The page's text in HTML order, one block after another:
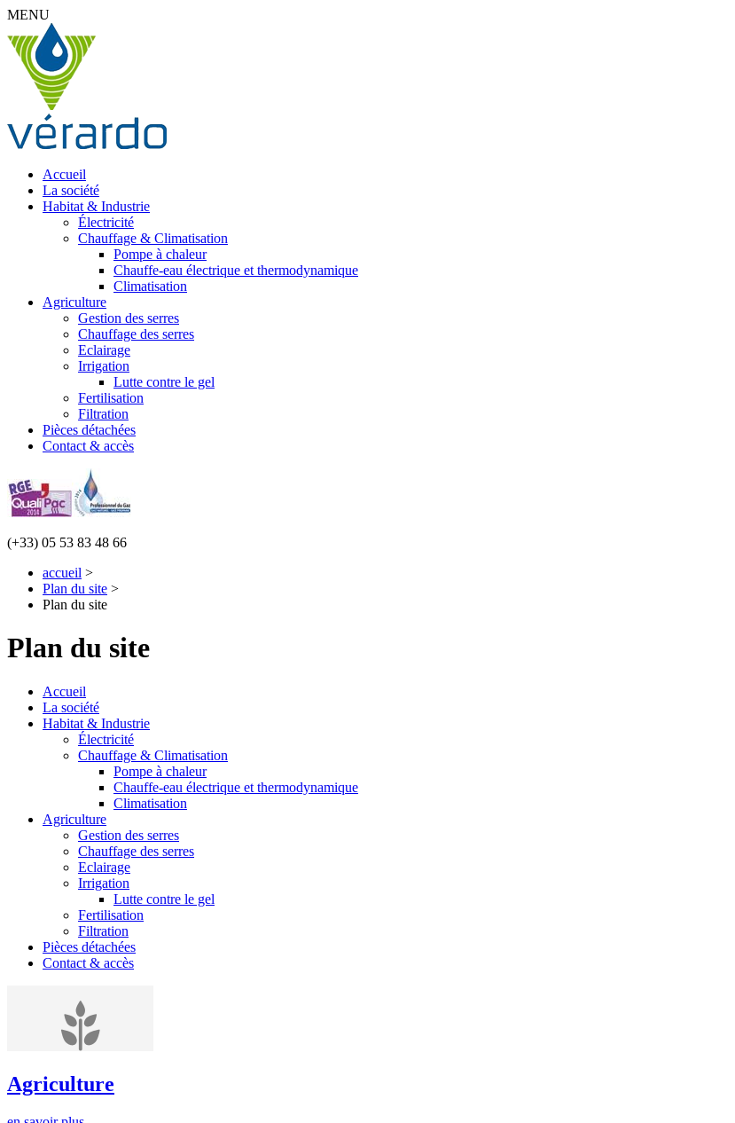
MENU
Accueil
La société
Habitat & Industrie
Électricité
Chauffage & Climatisation
Pompe à chaleur
Chauffe-eau électrique et thermodynamique
Climatisation
Agriculture
Gestion des serres
Chauffage des serres
Eclairage
Irrigation
Lutte contre le gel
Fertilisation
Filtration
Pièces détachées
Contact & accès
(+33) 05 53 83 48 66
accueil >
Plan du site >
Plan du site
Plan du site
Accueil
La société
Habitat & Industrie
Électricité
Chauffage & Climatisation
Pompe à chaleur
Chauffe-eau électrique et thermodynamique
Climatisation
Agriculture
Gestion des serres
Chauffage des serres
Eclairage
Irrigation
Lutte contre le gel
Fertilisation
Filtration
Pièces détachées
Contact & accès
Agriculture